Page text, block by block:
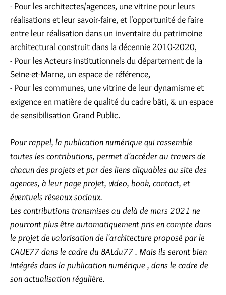
- Pour les architectes/agences, une vitrine pour leurs
réalisations et leur savoir-faire, et l'opportunité de faire
entre leur réalisation dans un inventaire du patrimoine
architectural construit dans la décennie 2010-2020,
- Pour les Acteurs institutionnels du département de la
Seine-et-Marne, un espace de référence,
- Pour les communes, une vitrine de leur dynamisme et
exigence en matière de qualité du cadre bâti, & un espace
de sensibilisation Grand Public.
Pour rappel, la publication numérique qui rassemble
toutes les contributions, permet d'accéder au travers de
chacun des projets et par des liens cliquables au site des
agences, à leur page projet, video, book, contact, et
éventuels réseaux sociaux.
Les contributions transmises au delà de mars 2021 ne
pourront plus être automatiquement pris en compte dans
le projet de valorisation de l'architecture proposé par le
CAUE77 dans le cadre du BALdu77 . Mais ils seront bien
intégrés dans la publication numérique , dans le cadre de
son actualisation régulière.